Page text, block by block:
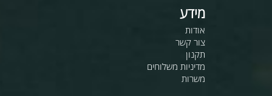
מידע
אודות
צור קשר
תקנון
מדיניות משלוחים
משרות